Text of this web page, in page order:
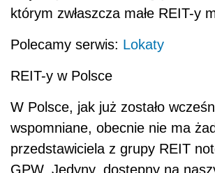
którym zwłaszcza małe REIT-y
Polecamy serwis: Lokaty
REIT-y w Polsce
W Polsce, jak już zostało
wspomniane, obecnie nie ma
przedstawiciela z grupy REIT
GPW. Jedyny, dostępny na